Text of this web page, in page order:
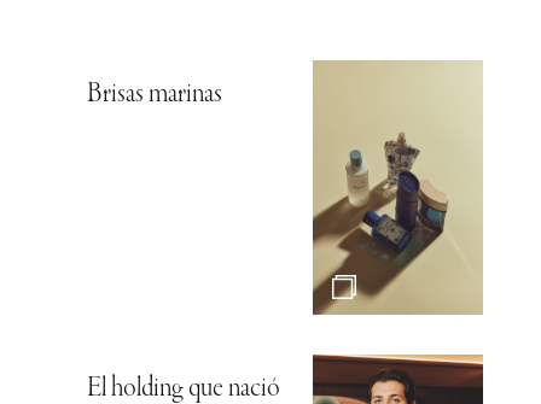
Brisas marinas
El holding que nació